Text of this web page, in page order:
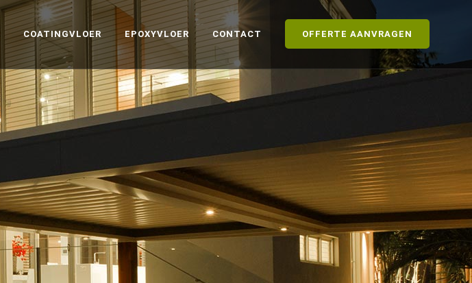
OFFERTE AANVRAGEN
COATINGVLOER EPOXYVLOER CONTACT